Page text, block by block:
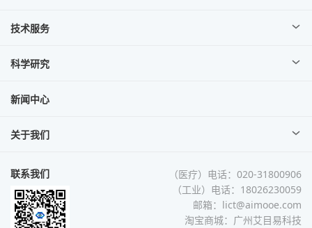
技术服务
科学研究
新闻中心
关于我们
联系我们
（医疗）电话：020-31800906
（工业）电话：18026230059
邮箱：lict@aimooe.com
淘宝商城： 广州艾目易科技